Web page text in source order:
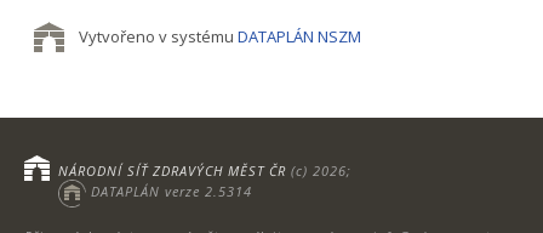
Vytvořeno v systému DATAPLÁN NSZM
NÁRODNÍ SÍŤ ZDRAVÝCH MĚST ČR (c) 2026;
DATAPLÁN verze 2.5314